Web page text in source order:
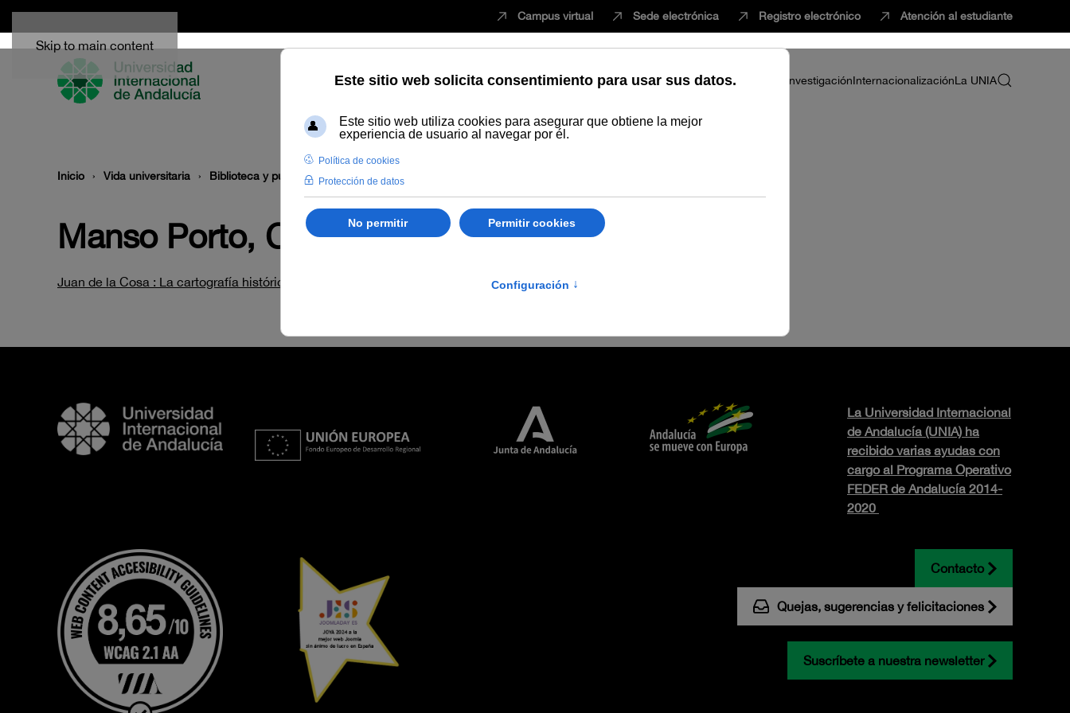
Skip to main content
Campus virtual Sede electrónica Registro electrónico Atención al estudiante
EstudiarInnovaciónVida universitariaProfesorado InvestigaciónInternacionalizaciónLa UNIA
Inicio Vida universitaria Biblioteca y publicaciones Publicaciones
Manso Porto, Carmen
Juan de la Cosa : La cartografía histórica de los descubrimientos españoles
La Universidad Internacional
de Andalucía (UNIA) ha
recibido varias ayudas con
cargo al Programa Operativo
FEDER de Andalucía 2014-
2020
Contacto
Quejas, sugerencias y felicitaciones
Suscríbete a nuestra newsletter